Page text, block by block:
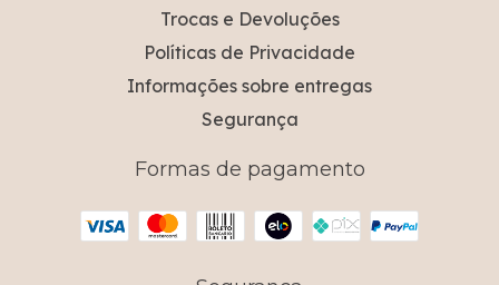
Trocas e Devoluções
Políticas de Privacidade
Informações sobre entregas
Segurança
Formas de pagamento